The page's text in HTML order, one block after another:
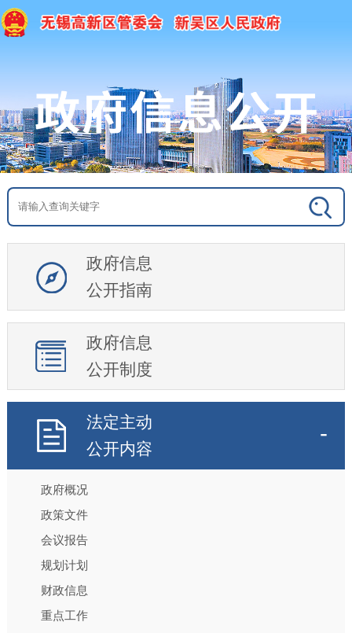
政府信息
公开指南
政府信息
公开制度
法定主动
公开内容
政府概况
政策文件
会议报告
规划计划
财政信息
重点工作